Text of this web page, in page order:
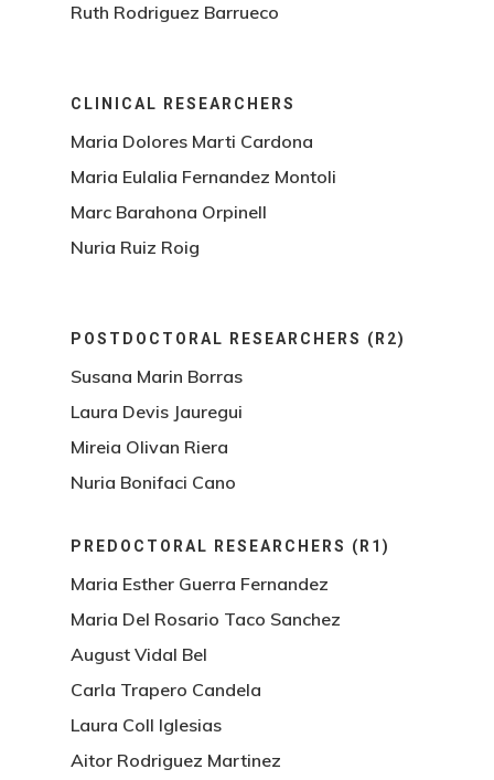
Ruth Rodriguez Barrueco
CLINICAL RESEARCHERS
Maria Dolores Marti Cardona
Maria Eulalia Fernandez Montoli
Marc Barahona Orpinell
Nuria Ruiz Roig
POSTDOCTORAL RESEARCHERS (R2)
Susana Marin Borras
Laura Devis Jauregui
Mireia Olivan Riera
Nuria Bonifaci Cano
PREDOCTORAL RESEARCHERS (R1)
Maria Esther Guerra Fernandez
Maria Del Rosario Taco Sanchez
August Vidal Bel
Carla Trapero Candela
Laura Coll Iglesias
Aitor Rodriguez Martinez